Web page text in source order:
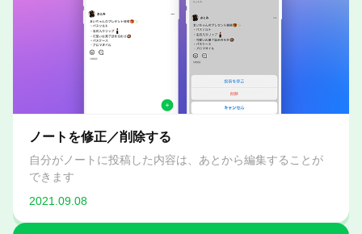
ノートを修正／削除する
自分がノートに投稿した内容は、あとから編集することが
できます
2021.09.08